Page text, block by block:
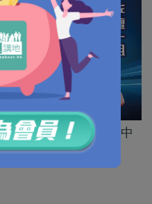
，期待之後會有更多中